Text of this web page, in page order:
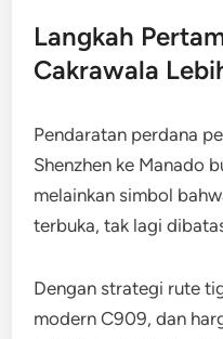
Langkah
Cakrawala
Pendaratan perdana
Shenzhen ke Manado
melainkan simbol
terbuka, tak lagi
Dengan strategi rute
modern C909, dan